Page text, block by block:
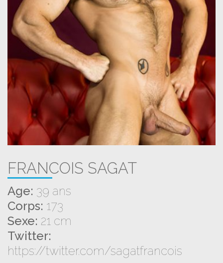
FRANCOIS SAGAT
Age: 39 ans
Corps: 173
Sexe: 21 cm
Twitter:
https://twitter.com/sagatfrancois